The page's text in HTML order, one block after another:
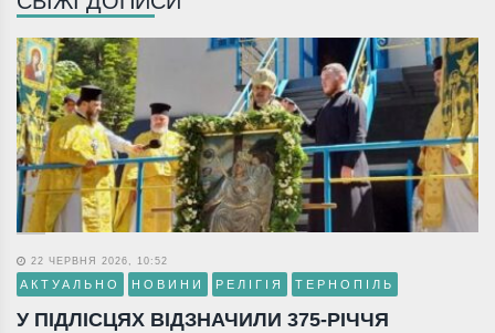
22 ЧЕРВНЯ 2026, 10:52
АКТУАЛЬНО НОВИНИ РЕЛІГІЯ ТЕРНОПІЛЬ
У ПІДЛІСЦЯХ ВІДЗНАЧИЛИ 375-РІЧЧЯ